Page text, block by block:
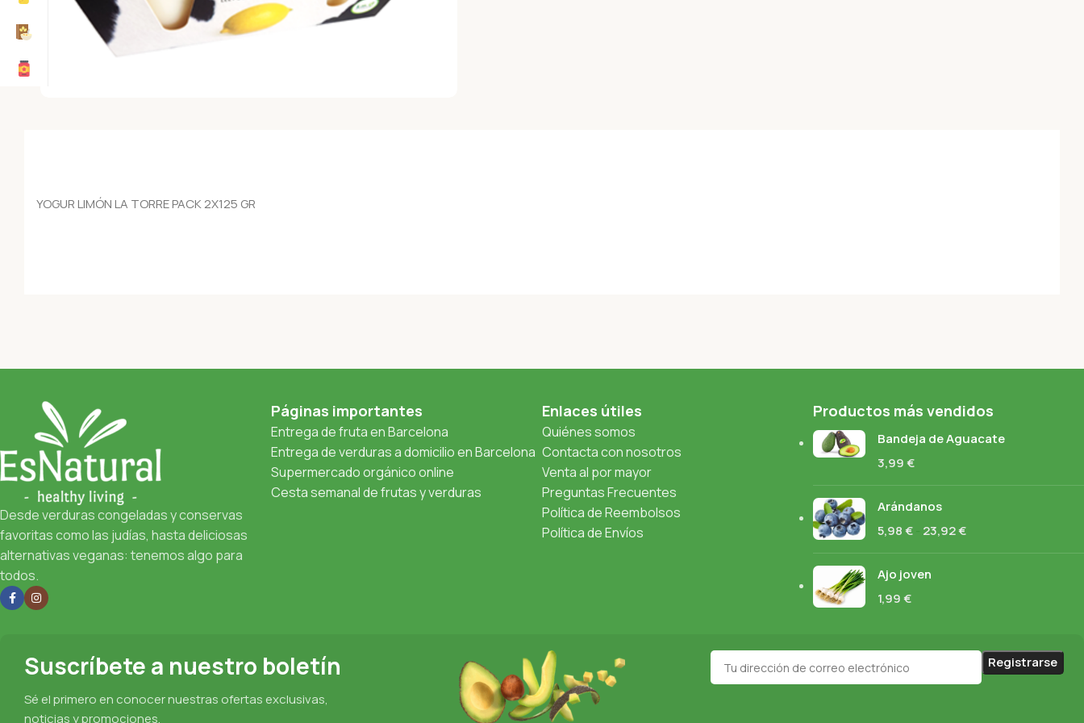
YOGUR LIMÓN LA TORRE PACK 2X125 GR
Desde verduras congeladas y conservas
favoritas como las judías, hasta deliciosas
alternativas veganas: tenemos algo para
todos.
Páginas importantes
Entrega de fruta en Barcelona
Entrega de verduras a domicilio en Barcelona
Supermercado orgánico online
Cesta semanal de frutas y verduras
Enlaces útiles
Quiénes somos
Contacta con nosotros
Venta al por mayor
Preguntas Frecuentes
Política de Reembolsos
Política de Envíos
Productos más vendidos
Bandeja de Aguacate
3,99€
Arándanos
5,98€ 23,92€
Ajo joven
1,99€
Suscríbete a nuestro boletín
Sé el primero en conocer nuestras ofertas exclusivas,
noticias y promociones.